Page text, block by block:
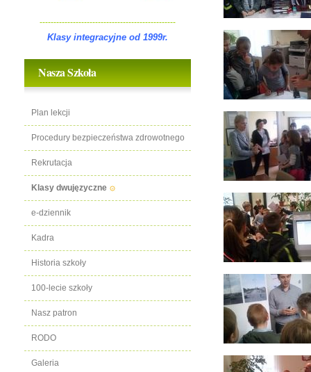
-------------------------------------------------
Klasy integracyjne od 1999r.
Nasza Szkoła
Plan lekcji
Procedury bezpieczeństwa zdrowotnego
Rekrutacja
Klasy dwujęzyczne
e-dziennik
Kadra
Historia szkoły
100-lecie szkoły
Nasz patron
RODO
Galeria